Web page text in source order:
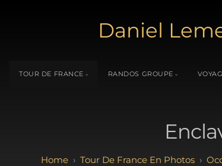
Daniel
TOUR DE FRANCE RANDOS GROUPE
Tour De France En Photos